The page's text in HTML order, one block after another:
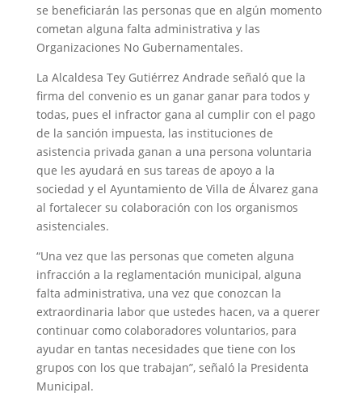
se beneficiarán las personas que en algún momento
cometan alguna falta administrativa y las
Organizaciones No Gubernamentales.
La Alcaldesa Tey Gutiérrez Andrade señaló que la
firma del convenio es un ganar ganar para todos y
todas, pues el infractor gana al cumplir con el pago
de la sanción impuesta, las instituciones de
asistencia privada ganan a una persona voluntaria
que les ayudará en sus tareas de apoyo a la
sociedad y el Ayuntamiento de Villa de Álvarez gana
al fortalecer su colaboración con los organismos
asistenciales.
“Una vez que las personas que cometen alguna
infracción a la reglamentación municipal, alguna
falta administrativa, una vez que conozcan la
extraordinaria labor que ustedes hacen, va a querer
continuar como colaboradores voluntarios, para
ayudar en tantas necesidades que tiene con los
grupos con los que trabajan”, señaló la Presidenta
Municipal.